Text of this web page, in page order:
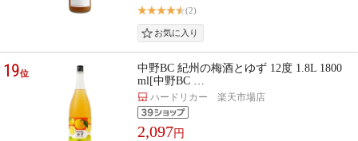
(2)
19位
中野BC 紀州の梅酒とゆず 12度 1.8L 1800
ml[中野BC …
ハードリカー 楽天市場店
2,097円